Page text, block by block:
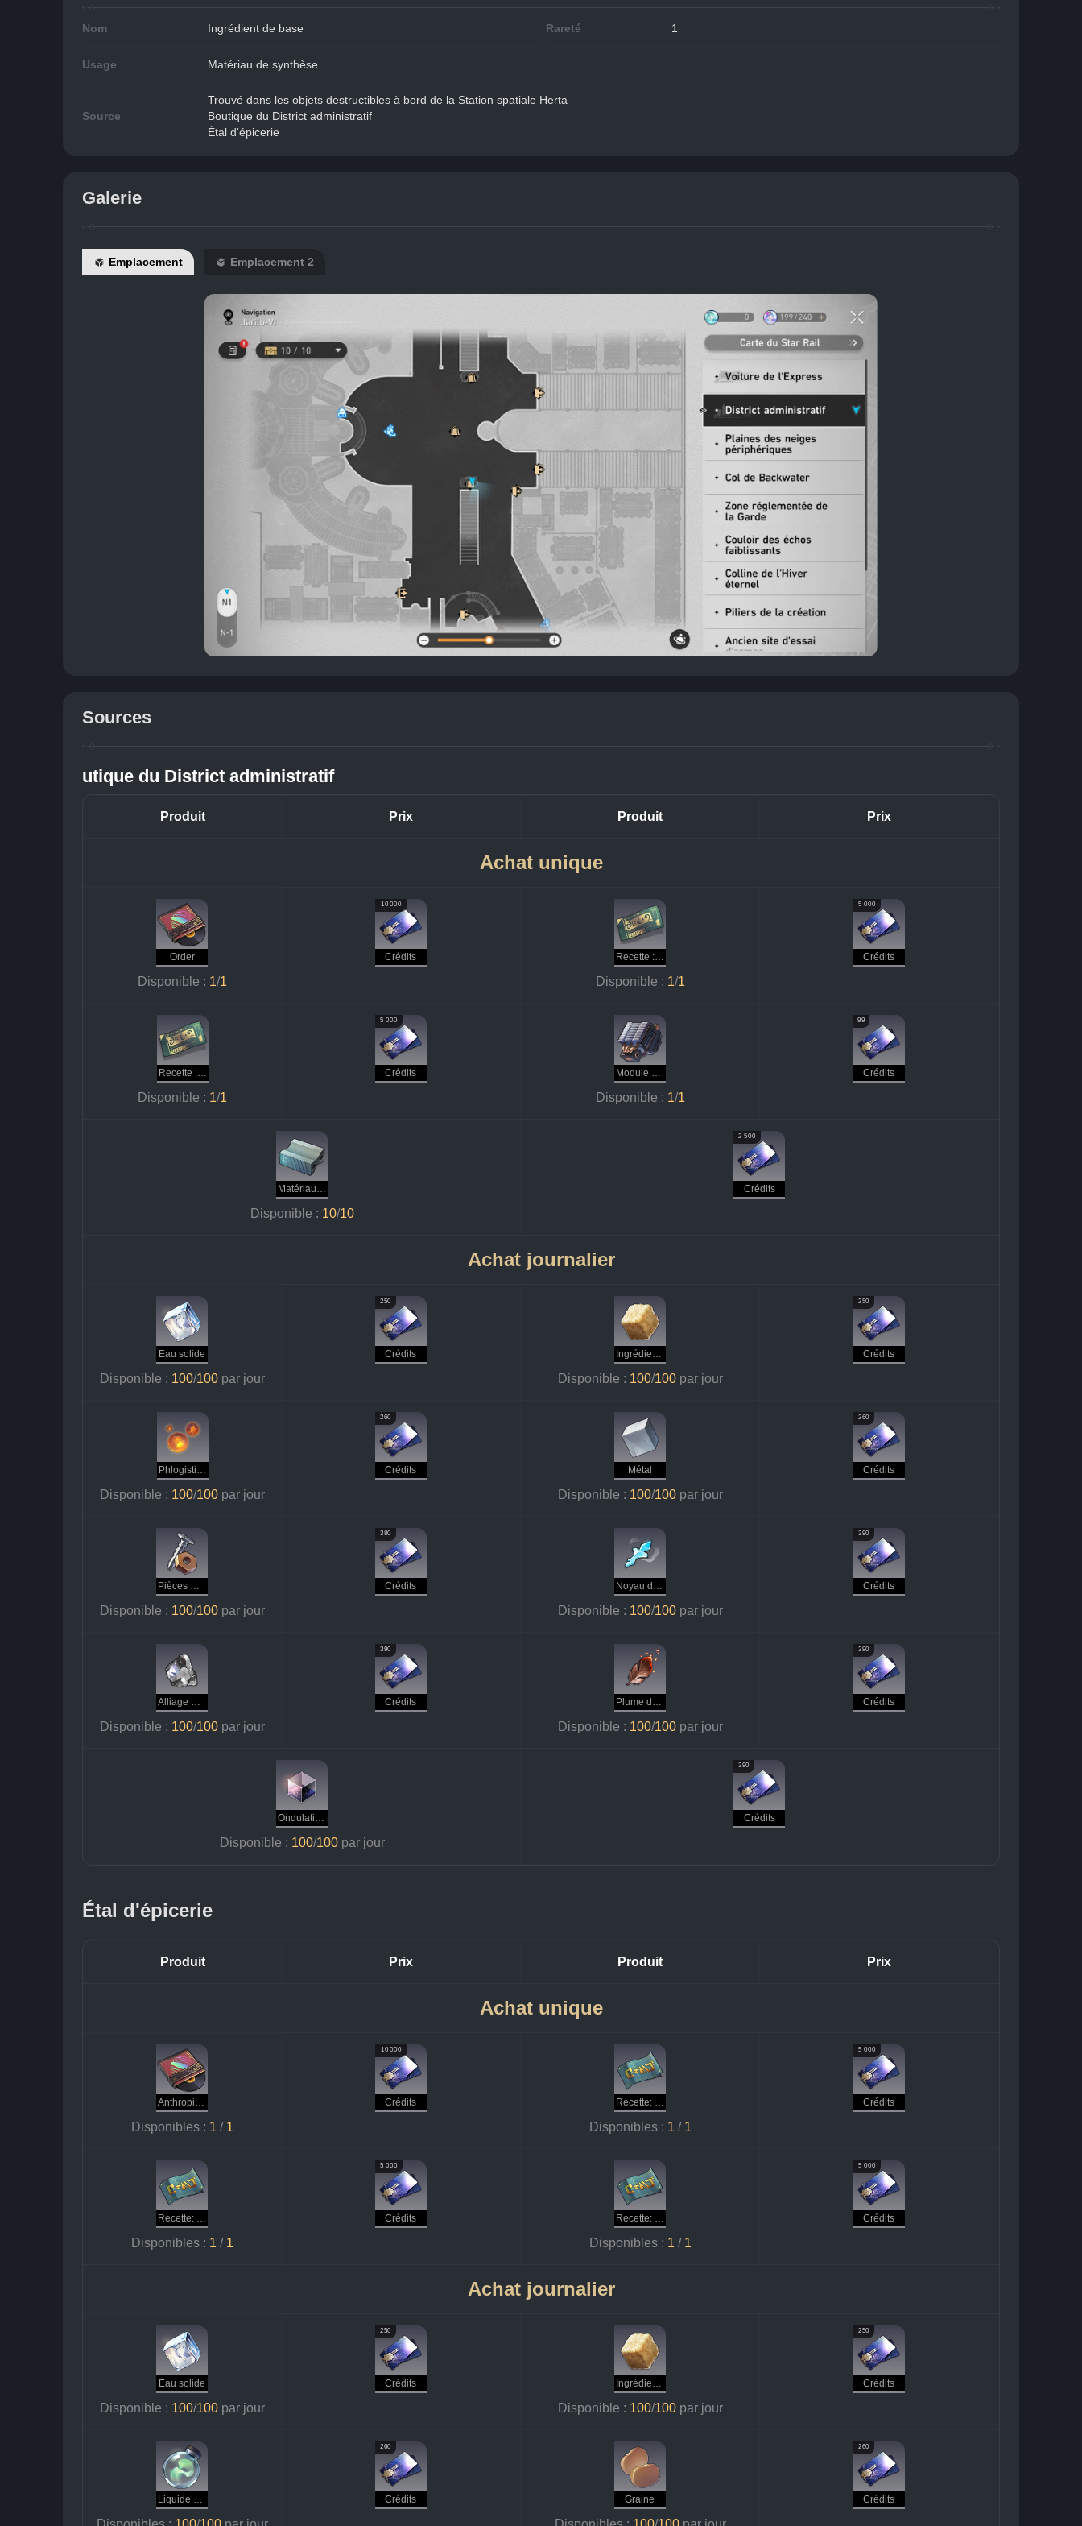
Nom Ingrédient de base Rareté 1
Usage Matériau de synthèse
Source
Trouvé dans les objets destructibles à bord de la Station spatiale Herta
Boutique du District administratif
Étal d'épicerie
Galerie
Emplacement Emplacement 2
Sources
utique du District administratif
Produit Prix Produit Prix
Achat unique
Order
Disponible : 1/1
10 000
Crédits Recette : pâte de renforcement physique
Disponible : 1/1
5 000
Crédits
Recette : pâte de renforcement de la glace
Disponible : 1/1
5 000
Crédits Module de langue
Disponible : 1/1
99
Crédits
Matériaux de construction de la Préservation
Disponible : 10/10
2 500
Crédits
Achat journalier
Eau solide
Disponible : 100/100 par jour
250
Crédits Ingrédients de base
Disponible : 100/100 par jour
250
Crédits
Phlogistique
Disponible : 100/100 par jour
260
Crédits Métal
Disponible : 100/100 par jour
260
Crédits
Pièces mécaniques
Disponible : 100/100 par jour
380
Crédits Noyau de glace
Disponible : 100/100 par jour
390
Crédits
Alliage météorique
Disponible : 100/100 par jour
390
Crédits Plume de flamme
Disponible : 100/100 par jour
390
Crédits
Ondulations quantiques
Disponible : 100/100 par jour
390
Crédits
Étal d'épicerie
Produit Prix Produit Prix
Achat unique
Anthropic Domain
Disponibles : 1 / 1
10 000
Crédits Recette: pâte de renforcement (imaginaire)
Disponibles : 1 / 1
5 000
Crédits
Recette: pâte de renforcement (vent)
Disponibles : 1 / 1
5 000
Crédits Recette: pâte de renforcement (foudre)
Disponibles : 1 / 1
5 000
Crédits
Achat journalier
Eau solide
Disponible : 100/100 par jour
250
Crédits Ingrédients de base
Disponible : 100/100 par jour
250
Crédits
Liquide gazeux
260
Crédits Graine
260
Crédits